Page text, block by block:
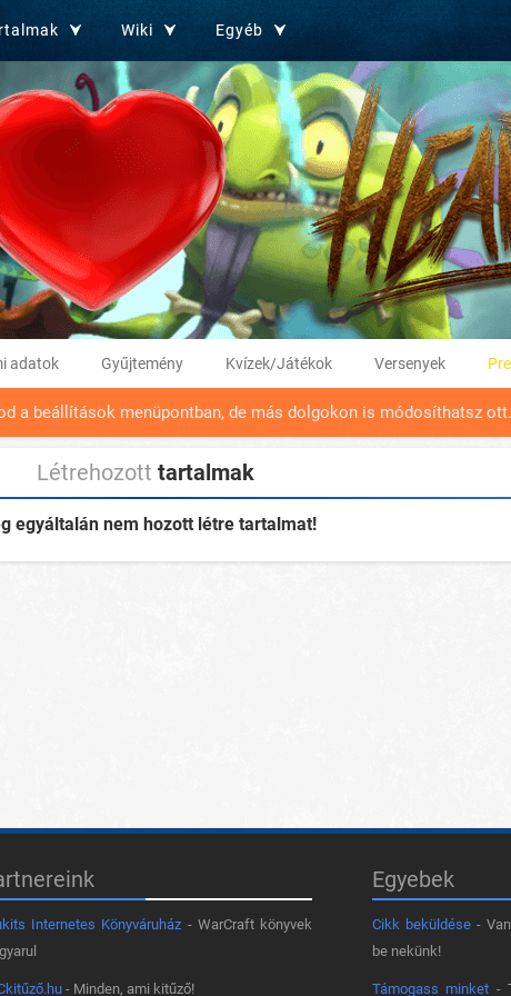
Wiki Egyéb
adatok Gyűjtemény Kvízek/Játékok Versenyek
a beállítások menüpontban, de más dolgokon is módosíthatsz ott.
Létrehozott tartalmak
egyáltalán nem hozott létre tartalmat!
Internetes Könyváruház - WarCraft könyvek
- Minden, ami kitűző!
Egyebek
Cikk beküldése -
be nekünk!
Támogass minket -